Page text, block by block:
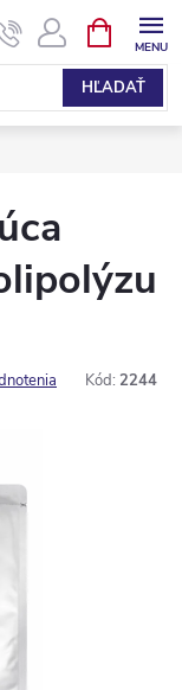
HĽADAŤ
KOŠÍK
Kód: 2244